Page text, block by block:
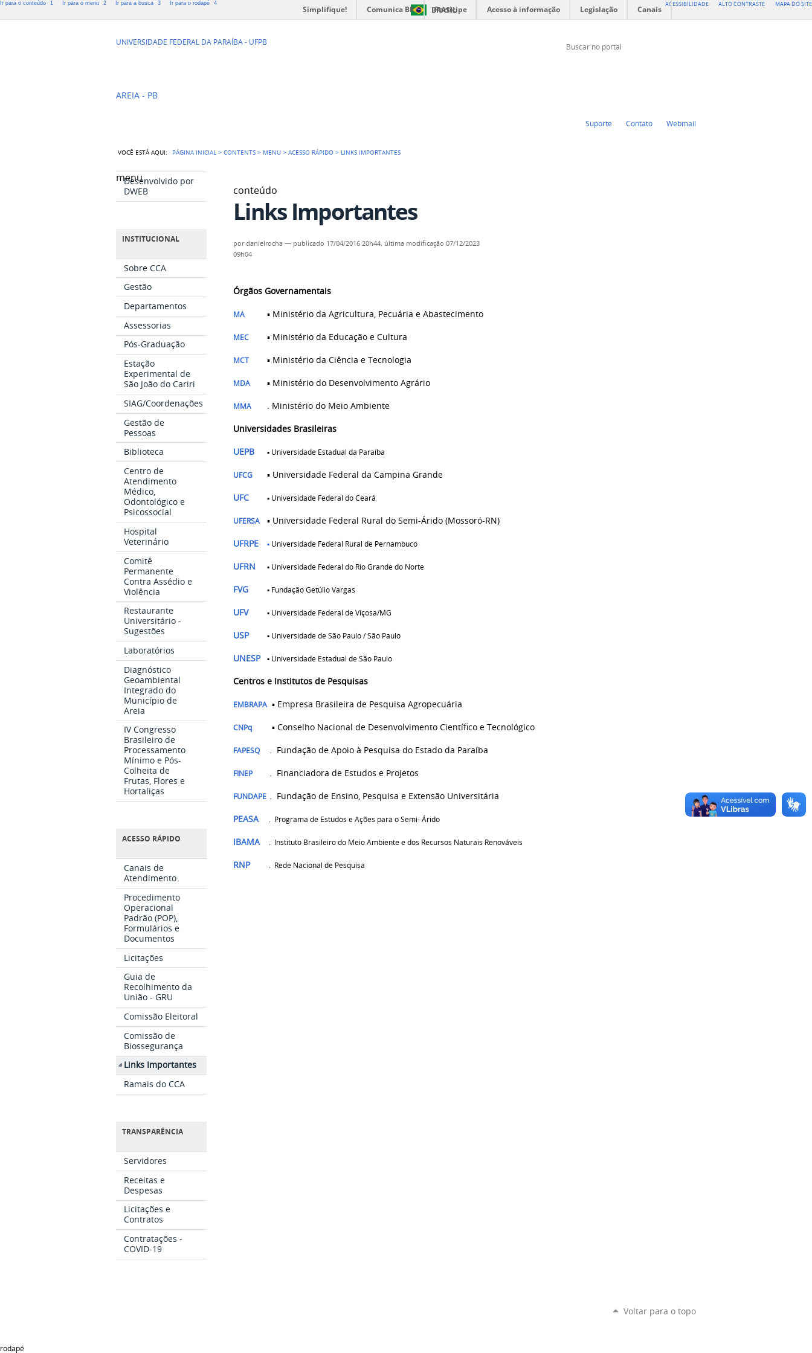
Ir para o conteúdo 1 Ir para o menu 2 Ir para a busca 3 Ir para o rodapé 4 ACESSIBILIDADE ALTO CONTRASTE MAPA DO SITE
BRASIL
Simplifique! Comunica BR Participe Acesso à informação Legislação Canais
UNIVERSIDADE FEDERAL DA PARAÍBA - UFPB
CCA - CENTRO DE CIÊNCIAS
AREIA - PB
Buscar no portal
Suporte Contato Webmail
VOCÊ ESTÁ AQUI: PÁGINA INICIAL >CONTENTS > MENU >ACESSO RÁPIDO > LINKS IMPORTANTES
menu
Desenvolvido por
DWEB
INSTITUCIONAL
Sobre CCA
Gestão
Departamentos
Assessorias
Pós-Graduação
Estação
Experimental de
São João do Cariri
SIAG/Coordenações
Gestão de
Pessoas
Biblioteca
Centro de
Atendimento
Médico,
Odontológico e
Psicossocial
Hospital
Veterinário
Comitê
Permanente
Contra Assédio e
Violência
Restaurante
Universitário -
Sugestões
Laboratórios
Diagnóstico
Geoambiental
Integrado do
Município de
Areia
IV Congresso
Brasileiro de
Processamento
Mínimo e Pós-
Colheita de
Frutas, Flores e
Hortaliças
ACESSO RÁPIDO
Canais de
Atendimento
Procedimento
Operacional
Padrão (POP),
Formulários e
Documentos
Licitações
Guia de
Recolhimento da
União - GRU
Comissão Eleitoral
Comissão de
Biossegurança
Links Importantes
Ramais do CCA
TRANSPARÊNCIA
Servidores
Receitas e
Despesas
Licitações e
Contratos
Contratações -
COVID-19
conteúdo
Links Importantes
pordanielrocha — publicado 17/04/2016 20h44, última modificação 07/12/2023
09h04
Órgãos Governamentais
MA ▪ Ministério da Agricultura, Pecuária e Abastecimento
MEC ▪ Ministério da Educação e Cultura
MCT ▪ Ministério da Ciência e Tecnologia
MDA ▪ Ministério do Desenvolvimento Agrário
MMA . Ministério do Meio Ambiente
Universidades Brasileiras
UEPB ▪ Universidade Estadual da Paraíba
UFCG ▪ Universidade Federal da Campina Grande
UFC ▪ Universidade Federal do Ceará
UFERSA ▪ Universidade Federal Rural do Semi-Árido (Mossoró-RN)
UFRPE ▪ Universidade Federal Rural de Pernambuco
UFRN ▪ Universidade Federal do Rio Grande do Norte
FVG ▪ Fundação Getúlio Vargas
UFV ▪ Universidade Federal de Viçosa/MG
USP ▪ Universidade de São Paulo / São Paulo
UNESP ▪ Universidade Estadual de São Paulo
Centros e Institutos de Pesquisas
EMBRAPA ▪ Empresa Brasileira de Pesquisa Agropecuária
CNPq ▪Conselho Nacional de Desenvolvimento Científico e Tecnológico
FAPESQ . Fundação de Apoio à Pesquisa do Estado da Paraíba
FINEP . Financiadora de Estudos e Projetos
FUNDAPE . Fundação de Ensino, Pesquisa e Extensão Universitária
PEASA . Programa de Estudos e Ações para o Semi- Árido
IBAMA . Instituto Brasileirodo Meio Ambiente e dos Recursos Naturais Renováveis
RNP . Rede Nacional de Pesquisa
Voltar para o topo
rodapé